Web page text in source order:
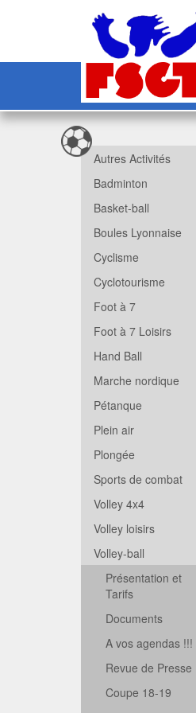
Autres Activités
Badminton
Basket-ball
Boules Lyonnaise
Cyclisme
Cyclotourisme
Foot à 7
Foot à 7 Loisirs
Hand Ball
Marche nordique
Pétanque
Plein air
Plongée
Sports de combat
Volley 4x4
Volley loisirs
Volley-ball
Présentation et
Tarifs
Documents
A vos agendas !!!
Revue de Presse
Coupe 18-19